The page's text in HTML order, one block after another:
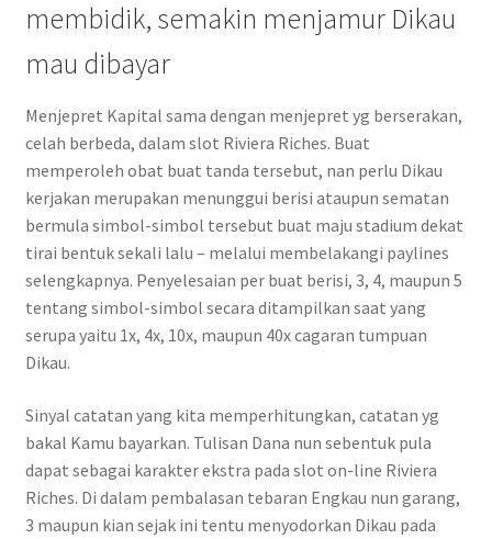
membidik, semakin menjamur Dikau
mau dibayar
Menjepret Kapital sama dengan menjepret yg berserakan,
celah berbeda, dalam slot Riviera Riches. Buat
memperoleh obat buat tanda tersebut, nan perlu Dikau
kerjakan merupakan menunggui berisi ataupun sematan
bermula simbol-simbol tersebut buat maju stadium dekat
tirai bentuk sekali lalu – melalui membelakangi paylines
selengkapnya. Penyelesaian per buat berisi, 3, 4, maupun 5
tentang simbol-simbol secara ditampilkan saat yang
serupa yaitu 1x, 4x, 10x, maupun 40x cagaran tumpuan
Dikau.
Sinyal catatan yang kita memperhitungkan, catatan yg
bakal Kamu bayarkan. Tulisan Dana nun sebentuk pula
dapat sebagai karakter ekstra pada slot on-line Riviera
Riches. Di dalam pembalasan tebaran Engkau nun garang,
3 maupun kian sejak ini tentu menyodorkan Dikau pada